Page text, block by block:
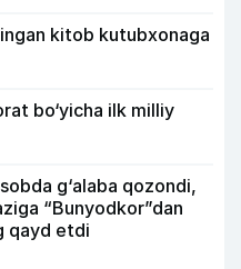
kitob kutubxonaga
bo‘yicha ilk milliy
g‘alaba qozondi,
“Bunyodkor”dan
qayd etdi